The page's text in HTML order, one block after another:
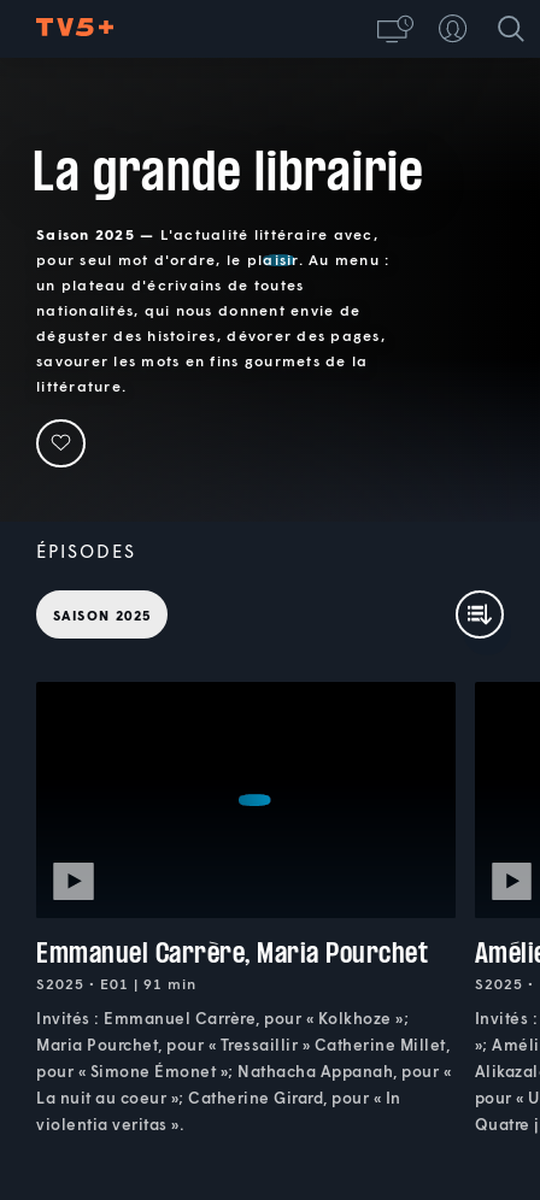
La grande librairie
Saison 2025 — L'actualité littéraire avec,
pour seul mot d'ordre, le plaisir. Au menu :
un plateau d'écrivains de toutes
nationalités, qui nous donnent envie de
déguster des histoires, dévorer des pages,
savourer les mots en fins gourmets de la
littérature.
ÉPISODES
SAISON 2025
Emmanuel Carrère, Maria Pourchet
S2025 • E01 | 91 min
Invités : Emmanuel Carrère, pour « Kolkhoze »;
Maria Pourchet, pour « Tressaillir » Catherine Millet,
pour « Simone Émonet »; Nathacha Appanah, pour «
La nuit au coeur »; Catherine Girard, pour « In
violentia veritas ».
S2025
Invités
»;
pour «
Quatre